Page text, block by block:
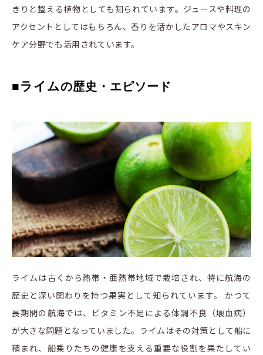
きりと整える植物としても知られています。ジュースや料理の
アクセントとしてはもちろん、香りを活かしたアロマやスキン
ケア分野でも活用されています。
■ライムの歴史・エピソード
ライムは古くから熱帯・亜熱帯地域で栽培され、特に航海の
歴史と深い関わりを持つ果実として知られています。 かつて
長期間の航海では、ビタミン不足による体調不良（壊血病）
が大きな問題となっていました。ライムはその対策として船に
積まれ、船乗りたちの健康を支える重要な役割を果たしてい